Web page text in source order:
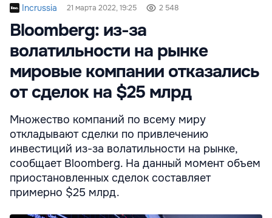
Incrussia 21 марта 2022, 19:25 2 548
Bloomberg: из-за
волатильности на рынке
мировые компании отказались
от сделок на $25 млрд
Множество компаний по всему миру
откладывают сделки по привлечению
инвестиций из-за волатильности на рынке,
сообщает Bloomberg. На данный момент объем
приостановленных сделок составляет
примерно $25 млрд.